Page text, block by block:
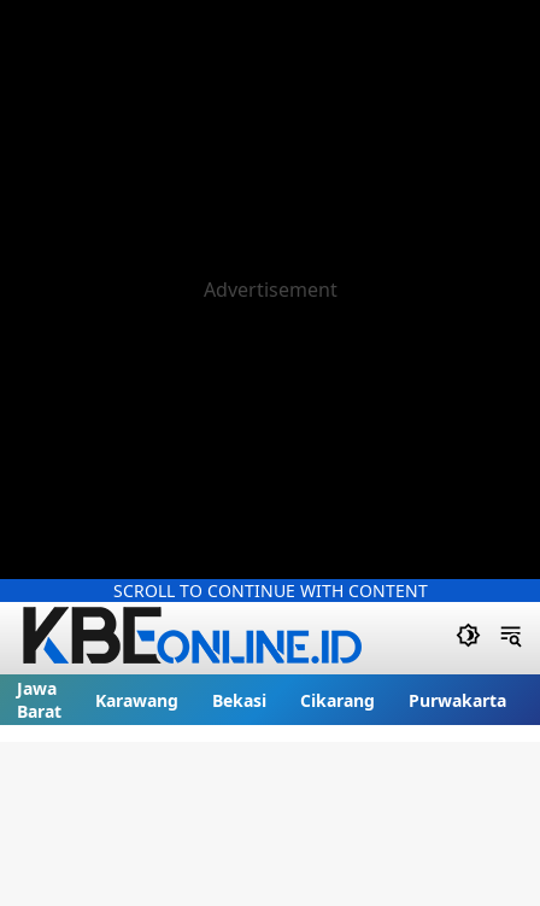
SCROLL TO CONTINUE WITH CONTENT
Jawa
Barat
Karawang Bekasi Cikarang Purwakarta